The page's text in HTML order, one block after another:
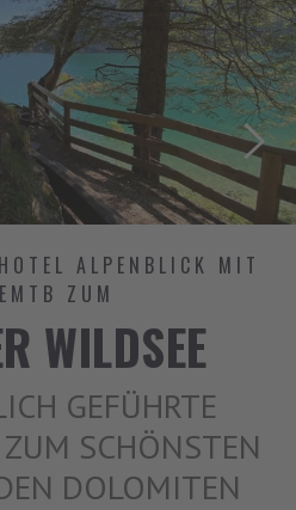
ALPENBLICK MIT
ZUM
WILDSEE
GEFÜHRTE
SCHÖNSTEN
DOLOMITEN